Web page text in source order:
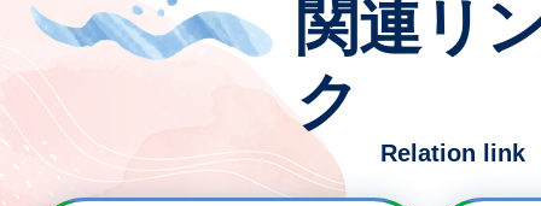
関連リ
ク
Relation link